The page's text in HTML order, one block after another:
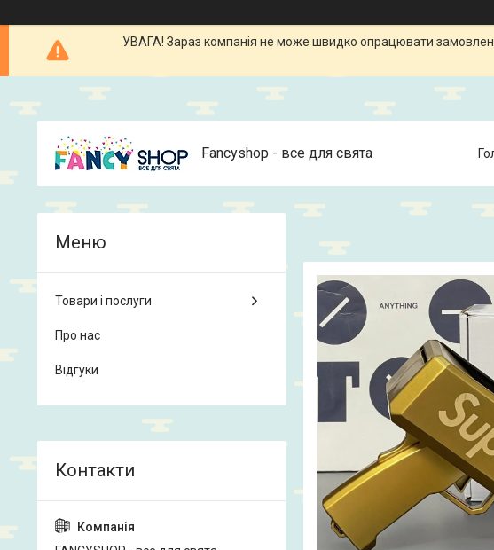
УВАГА! Зараз компанія не може швидко опрацювати
Fancyshop - все для свята
Товари і послуги
Про нас
Відгуки